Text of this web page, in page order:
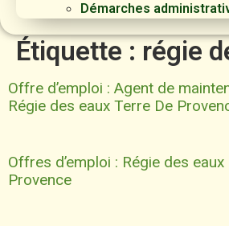
Démarches
Étiquette : régie
Offre d’emploi : Agent de
Régie des eaux Terre De
Offres d’emploi : Régie des
Provence